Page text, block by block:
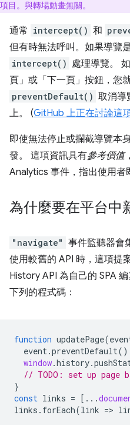
項目。與轉場動畫無關。
通常 intercept() 和
但有時無法呼叫。如果導覽
intercept() 處理導覽。
頁」或「下一頁」按鈕，您
preventDefault() 取消導
上。 (GitHub 上正在討論這
即使無法停止或攔截導覽本身
發。 這項資訊具有參考價值
Analytics 事件，指出使用者
為什麼要在平台中
"navigate" 事件監聽器會
使用較舊的 API 時，這項提
History API 為自己的 SPA
下列的程式碼：
function updatePage(
event.preventDefault
window.history.
// TODO: set up page
}
const links = [...
links . forEach(link =>